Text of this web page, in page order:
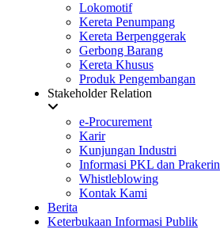
Lokomotif
Kereta Penumpang
Kereta Berpenggerak
Gerbong Barang
Kereta Khusus
Produk Pengembangan
Stakeholder Relation
e-Procurement
Karir
Kunjungan Industri
Informasi PKL dan Prakerin
Whistleblowing
Kontak Kami
Berita
Keterbukaan Informasi Publik